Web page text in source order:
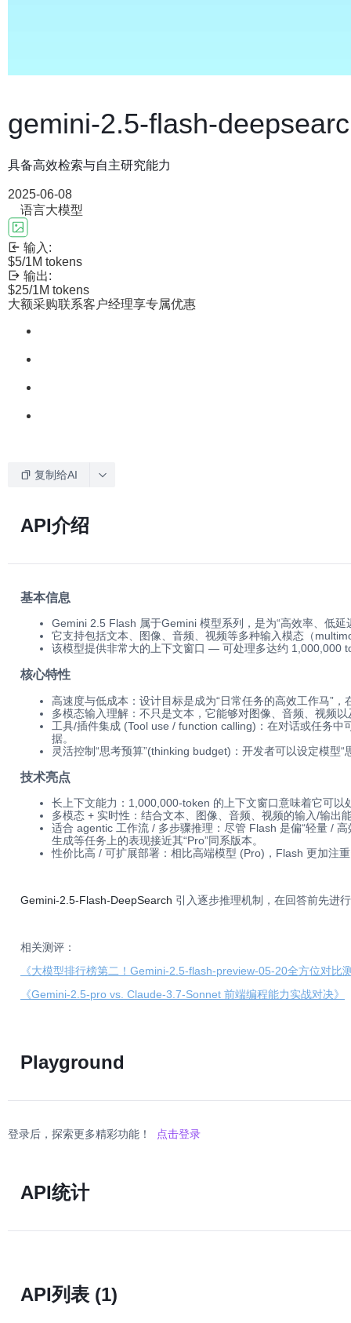
gemini-2.5-flash-
具备高效检索与自主研究能力
2025-06-08
语言大模型
输入:
$5/1M tokens
输出:
$25/1M tokens
大额采购联系客户经理享专属优惠
复制给AI
API介绍
基本信息
Gemini 2.5 Flash 属于Gemini 模型系列，是为“高效率、低延
它支持包括文本、图像、音频、视频等多种输入模态（
该模型提供非常大的上下文窗口 — 可处理多达约 1,000,000
核心特性
高速度与低成本：设计目标是成为“日常任务的高效工作马”
多模态输入理解：不只是文本，它能够对图像、音频、视频
工具/插件集成 (Tool use / function calling)：在对话或任务
据。
灵活控制“思考预算”(thinking budget)：开发者可以设定模
技术亮点
长上下文能力：1,000,000-token 的上下文窗口意味着它可以
多模态 + 实时性：结合文本、图像、音频、视频的输入/输
适合 agentic 工作流 / 多步骤推理：尽管 Flash 是偏“轻量 /
生成等任务上的表现接近其“Pro”同系版本。
性价比高 / 可扩展部署：相比高端模型 (Pro)，Flash 更加注
Gemini‑2.5‑Flash‑DeepSearch 引入逐步推理机制，在回答前先进
相关测评：
《大模型排行榜第二！Gemini-2.5-flash-preview-05-20全方位对比
《Gemini-2.5-pro vs. Claude-3.7-Sonnet 前端编程能力实战对决》
Playground
登录后，探索更多精彩功能！ 点击登录
API统计
API列表 (1)